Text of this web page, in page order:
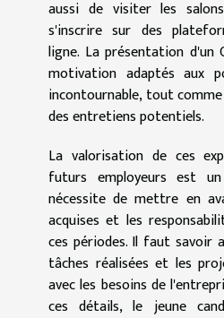
aussi de visiter les
s'inscrire sur des
ligne. La présentation
motivation adaptés aux
incontournable, tout
des entretiens potentiels.
La valorisation de ces
futurs employeurs est
nécessite de mettre en
acquises et les
ces périodes. Il faut savoir
tâches réalisées et les
avec les besoins de
ces détails, le jeune